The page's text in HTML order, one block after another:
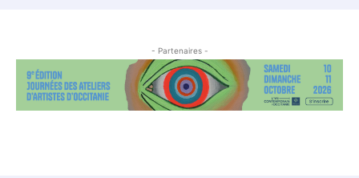
- Partenaires -